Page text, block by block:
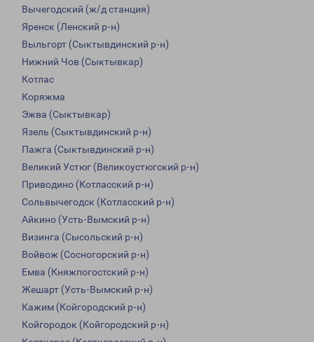
Вычегодский (ж/д станция)
Яренск (Ленский р-н)
Выльгорт (Сыктывдинский р-н)
Нижний Чов (Сыктывкар)
Котлас
Коряжма
Эжва (Сыктывкар)
Язель (Сыктывдинский р-н)
Пажга (Сыктывдинский р-н)
Великий Устюг (Великоустюгский р-н)
Приводино (Котласский р-н)
Сольвычегодск (Котласский р-н)
Айкино (Усть-Вымский р-н)
Визинга (Сысольский р-н)
Войвож (Сосногорский р-н)
Емва (Княжпогостский р-н)
Жешарт (Усть-Вымский р-н)
Кажим (Койгородский р-н)
Койгородок (Койгородский р-н)